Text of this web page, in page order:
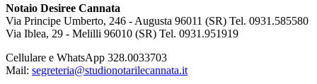
Notaio Desiree Cannata
Via Principe Umberto, 246 - Augusta 96011 (SR) Tel. 0931.585580
Via Iblea, 29 - Melilli 96010 (SR) Tel. 0931.951919
Cellulare e WhatsApp 328.0033703
Mail: segreteria@studionotarilecannata.it